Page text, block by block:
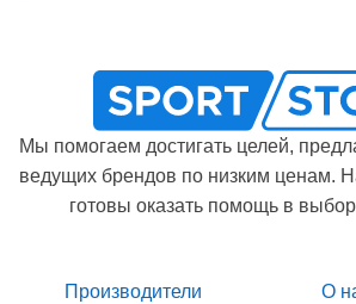
Мы помогаем достигать целей,
ведущих брендов по низким ценам.
готовы оказать помощь в
Производители О